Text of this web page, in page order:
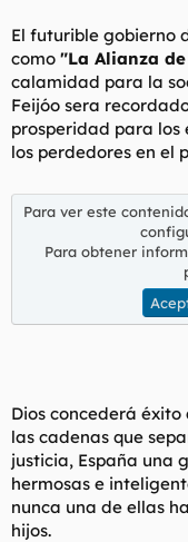
a
El futurible gobierno
como "La Alianza
calamidad para la
Feijóo sera
prosperidad para los
los perdedores en el
Para ver este
Para obtener
Dios concederá
las cadenas que
justicia, España una
hermosas e
nunca una de ellas
hijos.